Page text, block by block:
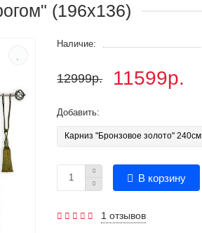
(196х136)
Наличие:
12999р. 11599р.
Добавить:
Карниз "Бронзовое золото" 240см
В корзину
1 отзывов